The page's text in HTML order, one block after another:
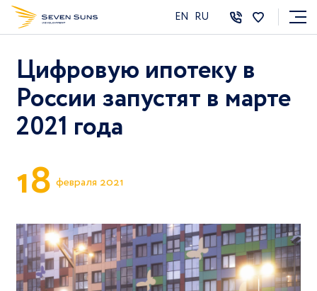
EN RU
Цифровую ипотеку в
России запустят в марте
2021 года
18 февраля 2021